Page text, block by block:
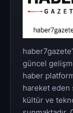
güncel
haber
hareket eden
kültür ve